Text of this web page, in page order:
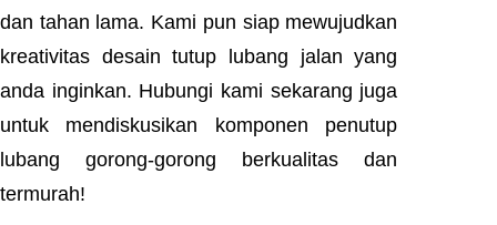
dan tahan lama. Kami pun siap mewujudkan
kreativitas desain tutup lubang jalan yang
anda inginkan. Hubungi kami sekarang juga
untuk mendiskusikan komponen penutup
lubang gorong-gorong berkualitas dan
termurah!